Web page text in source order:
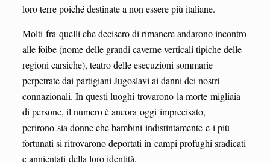
loro terre poiché destinate a non essere più italiane.
Molti fra quelli che decisero di rimanere andarono incontro
alle foibe (nome delle grandi caverne verticali tipiche delle
regioni carsiche), teatro delle esecuzioni sommarie
perpetrate dai partigiani Jugoslavi ai danni dei nostri
connazionali. In questi luoghi trovarono la morte migliaia
di persone, il numero è ancora oggi imprecisato,
perirono sia donne che bambini indistintamente e i più
fortunati si ritrovarono deportati in campi profughi sradicati
e annientati della loro identità.